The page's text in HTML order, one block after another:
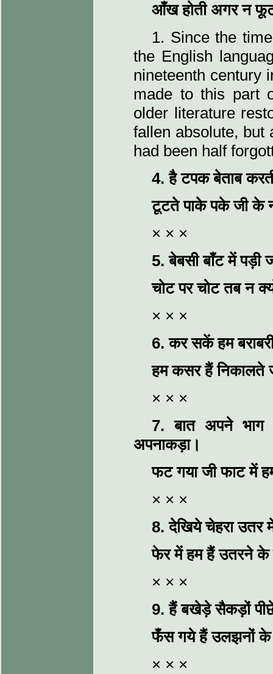
आँख होती अगर न
1. Since the
the English
nineteenth century
made to this part
older literature
fallen absolute, but
had been half
4.है टपक बेताब
टूटते पाके पके जी के
× × ×
5.बेबसी बाँट में पड़ी
चोट पर चोट तब न
× × ×
6.कर सकें हम
हम कसर हैं निकालते
× × ×
7.बात अपने
अपनाकड़ा।
फट गया जी फाट में
× × ×
8.देखिये चेहरा
फेर में हम हैं उतरने
× × ×
9.हैं बखेड़े सैकड़ों
फँस गये हैं उलझनों के
× × ×